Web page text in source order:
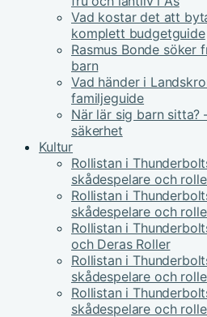
Vad kostar det att
komplett budgetguide
Rasmus Bonde söker
barn
Vad händer i
familjeguide
När lär sig barn sitta?
säkerhet
Kultur
Rollistan i
skådespelare och
Rollistan i
skådespelare och
Rollistan i
och Deras Roller
Rollistan i
skådespelare och
Rollistan i
skådespelare och